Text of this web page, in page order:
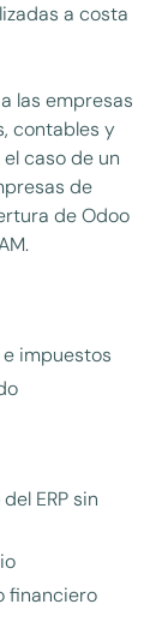
a costa
las empresas
contables y
caso de un
de
de Odoo
impuestos
ERP sin
financiero